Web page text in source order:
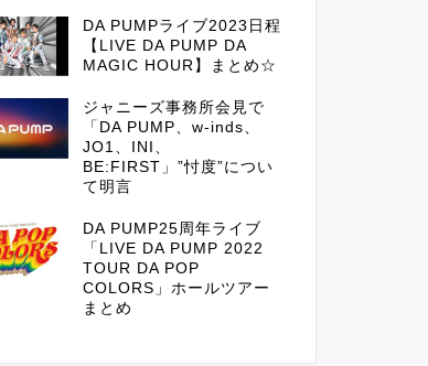
DA PUMPライブ2023日程
【LIVE DA PUMP DA
MAGIC HOUR】まとめ☆
ジャニーズ事務所会見で
「DA PUMP、w-inds、
JO1、INI、
BE:FIRST」”忖度”につい
て明言
DA PUMP25周年ライブ
「LIVE DA PUMP 2022
TOUR DA POP
COLORS」ホールツアー
まとめ